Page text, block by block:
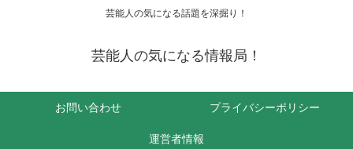
芸能人の気になる話題を深掘り！
芸能人の気になる情報局！
お問い合わせ プライバシーポリシー
運営者情報